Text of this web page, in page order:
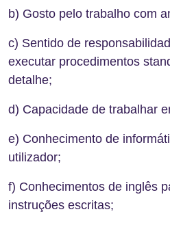
b) Gosto pelo trabalho com
c) Sentido de
executar procedimentos
detalhe;
d) Capacidade de trabalhar
e) Conhecimento de
utilizador;
f) Conhecimentos de inglês
instruções escritas;